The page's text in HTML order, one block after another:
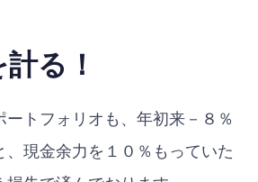
る！
トフォリオも、年初来－８％
現金余力を１０％もっていた